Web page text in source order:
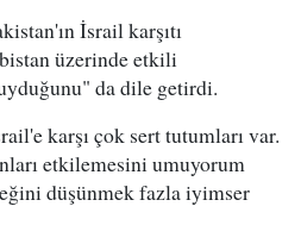
İsrail karşıtı
üzerinde etkili
da dile getirdi.
karşı çok sert tutumları var.
etkilemesini umuyorum
düşünmek fazla iyimser